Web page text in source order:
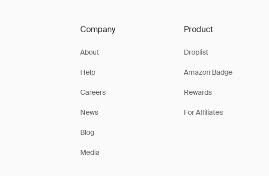
Company
About
Help
Careers
News
Blog
Media
Product
Droplist
Amazon Badge
Rewards
For Affiliates